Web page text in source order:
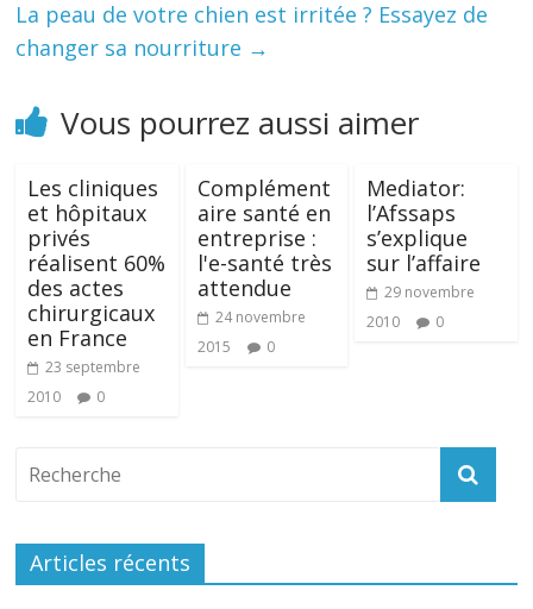
La peau de votre chien est irritée ? Essayez de
changer sa nourriture →
Vous pourrez aussi aimer
Les cliniques
et hôpitaux
privés
réalisent 60%
des actes
chirurgicaux‎
en France
23 septembre
2010
0
Complément
aire santé en
entreprise :
l'e-santé très
attendue
24 novembre
2015
0
Mediator:
l’Afssaps
s’explique
sur l’affaire
29 novembre
2010
0
Articles récents